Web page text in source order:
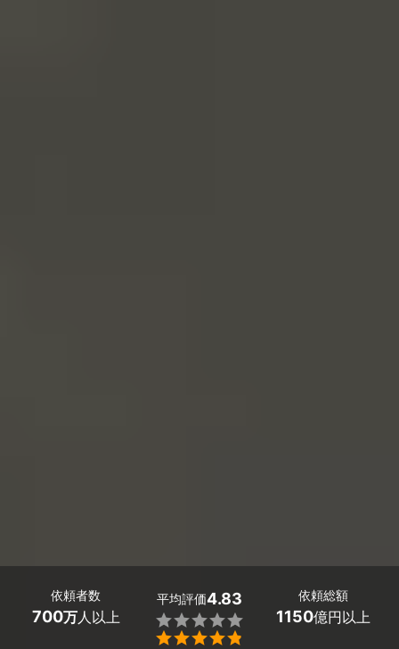
依頼者数
700万人以上
平均評価4.83


依頼総額
1150億円以上